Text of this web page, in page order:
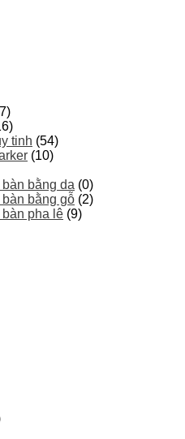
tinh (54)
(10)
bằng da (0)
bằng gỗ (2)
pha lê (9)